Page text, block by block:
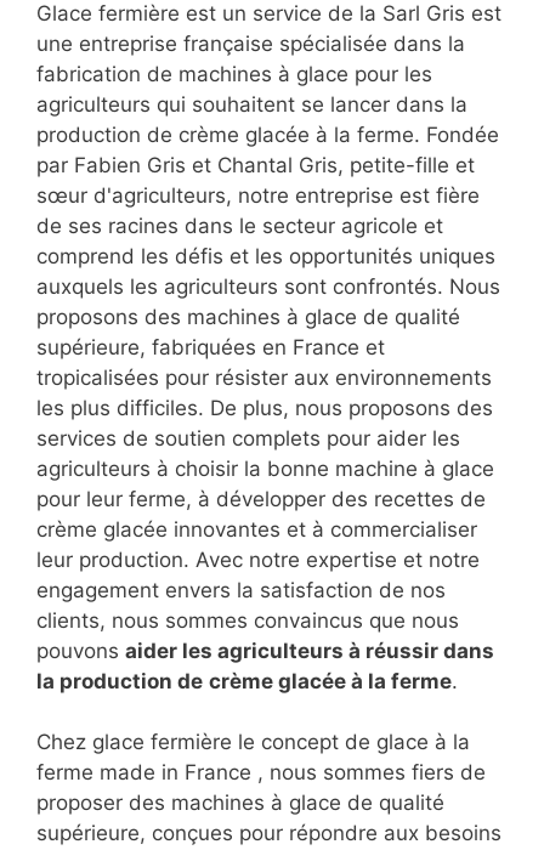
Glace fermière est un service de la Sarl Gris est
une entreprise française spécialisée dans la
fabrication de machines à glace pour les
agriculteurs qui souhaitent se lancer dans la
production de crème glacée à la ferme. Fondée
par Fabien Gris et Chantal Gris, petite-fille et
sœur d'agriculteurs, notre entreprise est fière
de ses racines dans le secteur agricole et
comprend les défis et les opportunités uniques
auxquels les agriculteurs sont confrontés. Nous
proposons des machines à glace de qualité
supérieure, fabriquées en France et
tropicalisées pour résister aux environnements
les plus difficiles. De plus, nous proposons des
services de soutien complets pour aider les
agriculteurs à choisir la bonne machine à glace
pour leur ferme, à développer des recettes de
crème glacée innovantes et à commercialiser
leur production. Avec notre expertise et notre
engagement envers la satisfaction de nos
clients, nous sommes convaincus que nous
pouvons aider les agriculteurs à réussir dans
la production de crème glacée à la ferme.
Chez glace fermière le concept de glace à la
ferme made in France , nous sommes fiers de
proposer des machines à glace de qualité
supérieure, conçues pour répondre aux besoins